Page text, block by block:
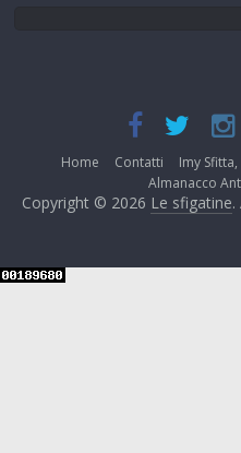
Home Contatti Imy
Almanacco
Copyright © 2026 Le sfigatine.